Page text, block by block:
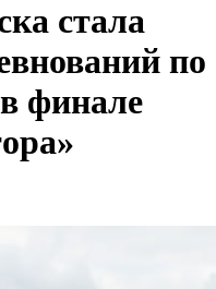
стала
по
финале